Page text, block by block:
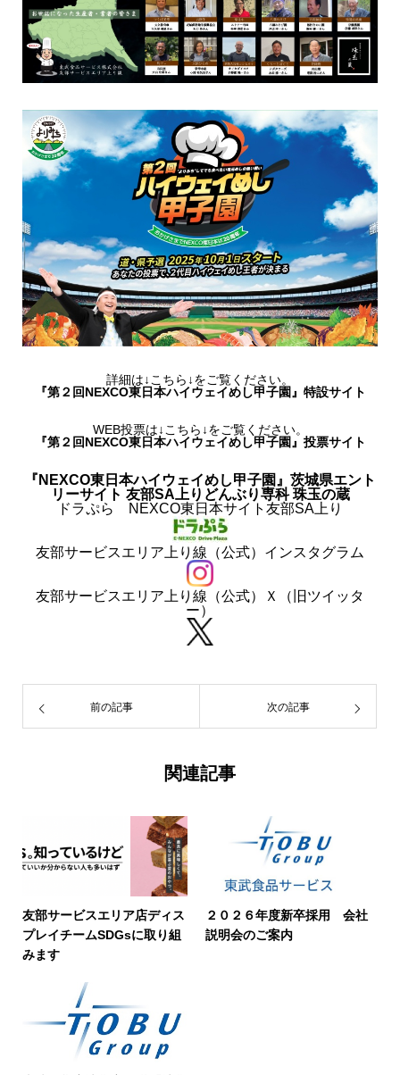
詳細は↓こちら↓をご覧ください。
『第２回NEXCO東日本ハイウェイめし甲子園』特設サイト
WEB投票は↓こちら↓をご覧ください。
『第２回NEXCO東日本ハイウェイめし甲子園』投票サイト
『NEXCO東日本ハイウェイめし甲子園』茨城県エント
リーサイト 友部SA上りどんぶり専科 珠玉の蔵
ドラぷら NEXCO東日本サイト友部SA上り
友部サービスエリア上り線（公式）インスタグラム
友部サービスエリア上り線（公式）Ｘ（旧ツイッタ
ー）
前の記事 次の記事
関連記事
友部サービスエリア店ディス
プレイチームSDGsに取り組
みます
２０２６年度新卒採用 会社
説明会のご案内